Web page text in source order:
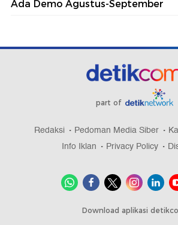
Ada Demo Agustus-September
part of
Redaksi Pedoman Media Siber
Info Iklan
Privacy Policy
Download aplikasi